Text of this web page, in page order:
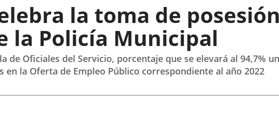
ventana
nueva.
la toma de
la Policía Municipal
de Oficiales del Servicio, porcentaje que se elevará al 94,7%
la Oferta de Empleo Público correspondiente al año 2022